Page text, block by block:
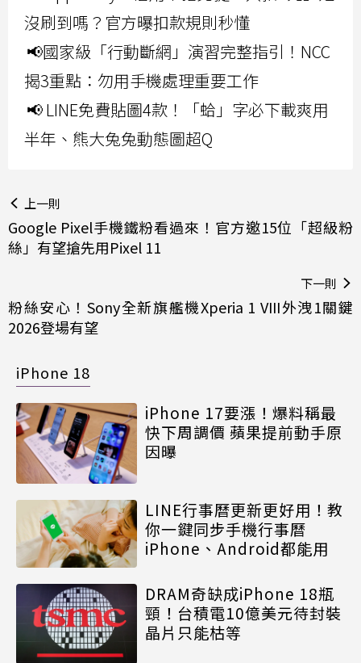
沒刷到嗎？官方曝扣款規則秒懂
📢國家級「行動斷網」演習完整指引！NCC
揭3重點：勿用手機處理重要工作
📢 LINE免費貼圖4款！「蛤」字必下載爽用
半年、熊大兔兔動態圖超Q
上一則
Google Pixel手機鐵粉看過來！官方邀15位「超級粉
絲」有望搶先用Pixel 11
下一則
粉絲安心！Sony全新旗艦機Xperia 1 VIII外洩1關鍵
2026登場有望
iPhone 18
iPhone 17要漲！爆料稱最
快下周調價 蘋果提前動手原
因曝
LINE行事曆更新更好用！教
你一鍵同步手機行事曆
iPhone、Android都能用
DRAM奇缺成iPhone 18瓶
頸！台積電10億美元待封裝
晶片只能枯等